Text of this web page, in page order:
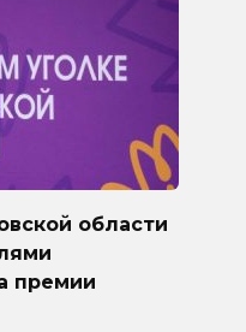
области
премии